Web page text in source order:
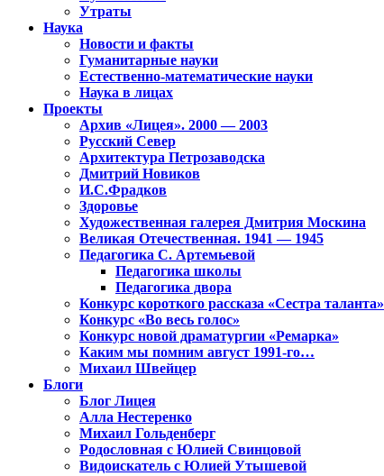
Утраты
Наука
Новости и факты
Гуманитарные науки
Естественно-математические науки
Наука в лицах
Проекты
Архив «Лицея». 2000 — 2003
Русский Север
Архитектура Петрозаводска
Дмитрий Новиков
И.С.Фрадков
Здоровье
Художественная галерея Дмитрия Москина
Великая Отечественная. 1941 — 1945
Педагогика С. Артемьевой
Педагогика школы
Педагогика двора
Конкурс короткого рассказа «Сестра таланта»
Конкурс «Во весь голос»
Конкурс новой драматургии «Ремарка»
Каким мы помним август 1991-го…
Михаил Швейцер
Блоги
Блог Лицея
Алла Нестеренко
Михаил Гольденберг
Родословная с Юлией Свинцовой
Видоискатель с Юлией Утышевой